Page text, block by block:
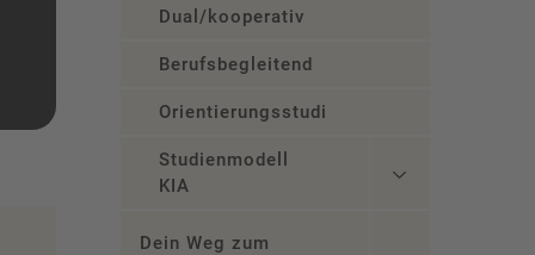
Dual/kooperativ
Berufsbegleitend
Orientierungsstudium
Studienmodell
KIA
Dein Weg zum